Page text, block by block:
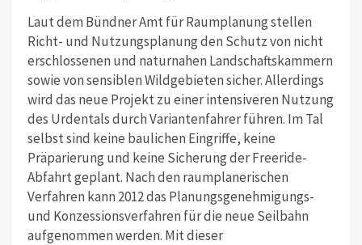
Laut dem Bündner Amt für Raumplanung stellen
Richt- und Nutzungsplanung den Schutz von nicht
erschlossenen und naturnahen Landschaftskammern
sowie von sensiblen Wildgebieten sicher. Allerdings
wird das neue Projekt zu einer intensiveren Nutzung
des Urdentals durch Variantenfahrer führen. Im Tal
selbst sind keine baulichen Eingriffe, keine
Präparierung und keine Sicherung der Freeride-
Abfahrt geplant. Nach den raumplanerischen
Verfahren kann 2012 das Planungsgenehmigungs-
und Konzessionsverfahren für die neue Seilbahn
aufgenommen werden. Mit dieser